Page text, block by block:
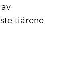
tiårene